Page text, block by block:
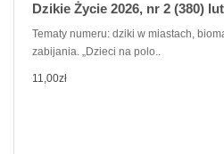
Dzikie Życie 2026, nr 2 (380)
Tematy numeru: dziki w miastach,
zabijania. „Dzieci na polo..
11,00zł